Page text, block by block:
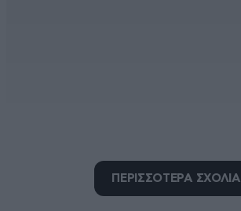
18·05·2016 21:03
Η φωτογραφία είναι πρόσφατη;
ΠΕΡΙΣΣΟΤΕΡΑ ΣΧΟΛΙΑ